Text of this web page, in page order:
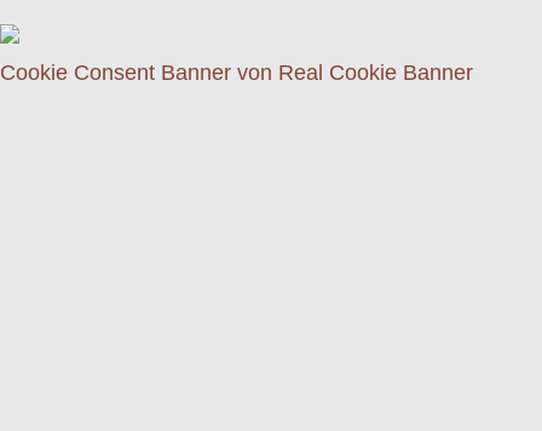
Cookie Consent Banner von Real Cookie Banner